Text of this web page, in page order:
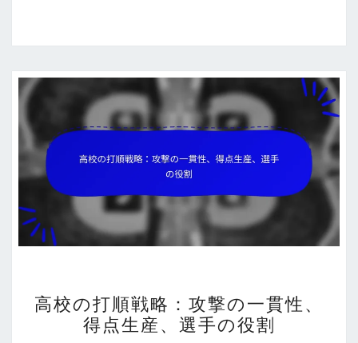
校
の
高校の打順戦略：攻撃の一貫性、
得点生産、選手の役割